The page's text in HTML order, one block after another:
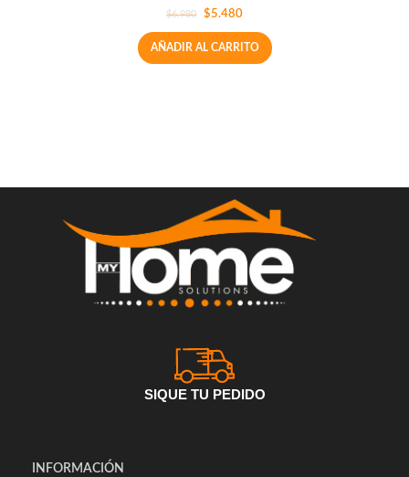
$6.980 $5.480
AÑADIR AL CARRITO
SIQUE TU PEDIDO
INFORMACIÓN